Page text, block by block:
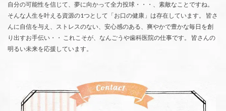
自分の可能性を信じて、夢に向かって全力投球・・・、素敵なことですね。
そんな人生を叶える資源の1つとして「お口の健康」は存在しています。 皆さ
んに自信を与え、ストレスのない、安心感のある、爽やかで豊かな毎日を創
り出すお手伝い・・ これこそが、なんごうや歯科医院の仕事です。 皆さんの
明るい未来を応援しています。